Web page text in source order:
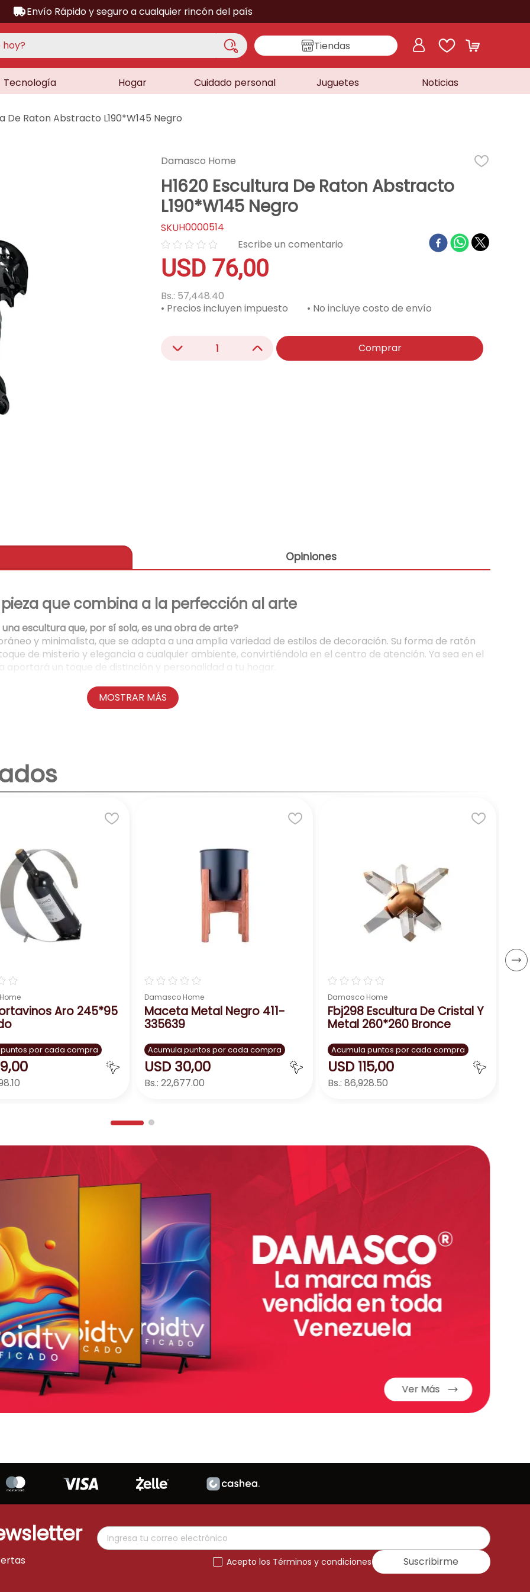
Envío Rápido y seguro a cualquier rincón del país
Tiendas
Tecnología Hogar Cuidado personal Juguetes Noticias
De Raton Abstracto L190*W145 Negro
Damasco Home
H1620 Escultura De Raton Abstracto
L190*W145 Negro
H0000514
☆☆☆☆☆
USD 76,00
Bs.: 57,448.40
• Precios incluyen impuesto
• No incluye costo de envío
＋
－ Comprar
Opiniones
que combina a la perfección al arte
escultura que, por sí sola, es una obra de arte?
y minimalista, que se adapta a una amplia variedad de estilos de decoración. Su forma de ratón
de misterio y elegancia a cualquier ambiente, convirtiéndola en el centro de atención. Ya sea en el
un toque de distinción y personalidad a tu hogar.
fabricada con materiales de alta calidad, que garantizan su resistencia y durabilidad a lo largo del
como parte de una composición artística, esta escultura aportará un toque de sofisticación y
diseño moderno y elegante te permite combinarla con otros elementos decorativos de diferentes
tu hogar un lugar más bello y especial con la escultura de ratón abstracto H1620!
MOSTRAR MÁS
☆
Aro 245*95
por cada compra
,00
☆☆☆☆☆
Damasco Home
Maceta Metal Negro 411-
335639
Acumula puntos por cada compra
USD 30,00
Bs.: 22,677.00
☆☆☆☆☆
Damasco Home
Fbj298 Escultura De Cristal Y
Metal 260*260 Bronce
Acumula puntos por cada compra
USD 115,00
Bs.: 86,928.50
－
Ver Más
Acepto los Términos y condiciones Suscribirme
MÁS BUSCADOS